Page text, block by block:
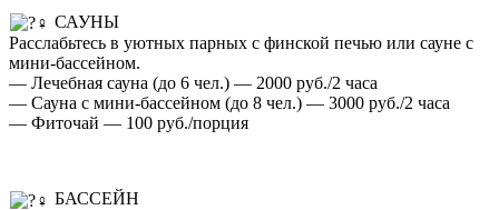
САУНЫ
Расслабьтесь в уютных парных с финской печью или сауне с
мини-бассейном.
— Лечебная сауна (до 6 чел.) — 2000 руб./2 часа
— Сауна с мини-бассейном (до 8 чел.) — 3000 руб./2 часа
— Фиточай — 100 руб./порция
БАССЕЙН